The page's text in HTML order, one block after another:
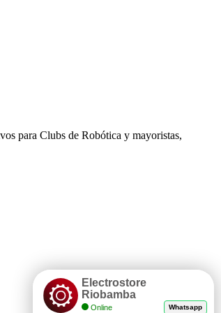
para Clubs de Robótica y mayoristas,
Electrostore
Riobamba
Online Whatsapp